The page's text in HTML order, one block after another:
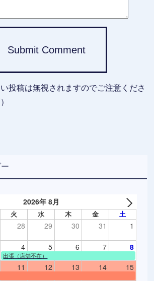
Submit Comment
投稿は無視されますのでご注意くださ
2026年 8月
火 水 木 金 土
28 29 30 31 1
4 5 6 7 8
出張（店舗不在）
11 12 13 14 15